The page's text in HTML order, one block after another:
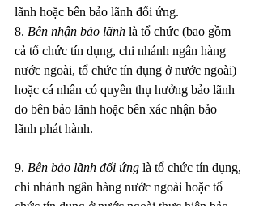
lãnh hoặc bên bảo lãnh đối ứng.
8. Bên nhận bảo lãnh là tổ chức (bao gồm
cả tổ chức tín dụng, chi nhánh ngân hàng
nước ngoài, tổ chức tín dụng ở nước ngoài)
hoặc cá nhân có quyền thụ hưởng bảo lãnh
do bên bảo lãnh hoặc bên xác nhận bảo
lãnh phát hành.
9. Bên bảo lãnh đối ứng là tổ chức tín dụng,
chi nhánh ngân hàng nước ngoài hoặc tổ